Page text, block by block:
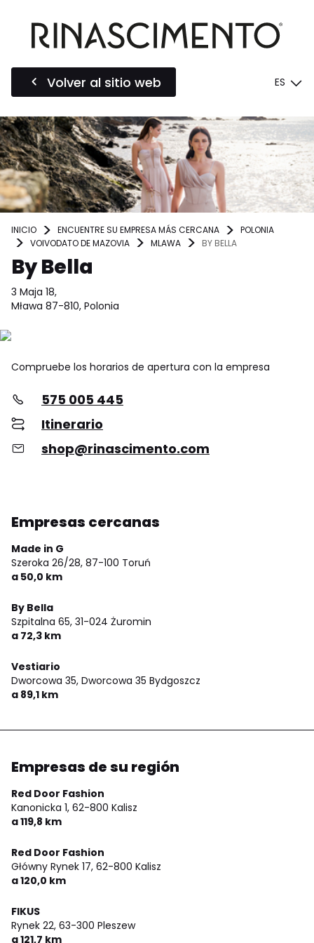
Volver al sitio web ES
INICIO ENCUENTRE SU EMPRESA MÁS CERCANA
POLONIA
VOIVODATO DE MAZOVIA
MLAWA BY BELLA
By Bella
3 Maja 18,
Mława 87-810, Polonia
Compruebe los horarios de apertura con la empresa
575 005 445
Itinerario
shop@rinascimento.com
Empresas cercanas
Made in G
Szeroka 26/28, 87-100 Toruń
a 50,0 km
By Bella
Szpitalna 65, 31-024 Żuromin
a 72,3 km
Vestiario
Dworcowa 35, Dworcowa 35 Bydgoszcz
a 89,1 km
Empresas de su región
Red Door Fashion
Kanonicka 1, 62-800 Kalisz
a 119,8 km
Red Door Fashion
Główny Rynek 17, 62-800 Kalisz
a 120,0 km
FIKUS
Rynek 22, 63-300 Pleszew
a 121,7 km